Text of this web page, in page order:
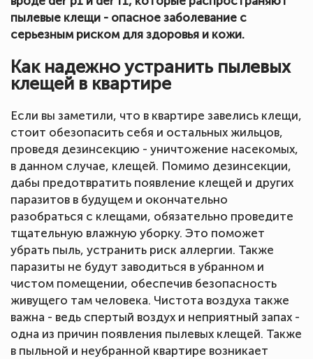
пылевые клещи - опасное заболевание с
серьезным риском для здоровья и кожи.
Как надежно устранить пылевых
клещей в квартире
Если вы заметили, что в квартире завелись клещи,
стоит обезопасить себя и остальных жильцов,
проведя дезинсекцию - уничтожение насекомых,
в данном случае, клещей. Помимо дезинсекции,
дабы предотвратить появление клещей и других
паразитов в будущем и окончательно
разобраться с клещами, обязательно проведите
тщательную влажную уборку. Это поможет
убрать пыль, устранить риск аллергии. Также
паразиты не будут заводиться в убранном и
чистом помещении, обеспечив безопасность
живущего там человека. Чистота воздуха также
важна - ведь спертый воздух и неприятный запах -
одна из причин появления пылевых клещей. Также
в пыльной и неубранной квартире возникает